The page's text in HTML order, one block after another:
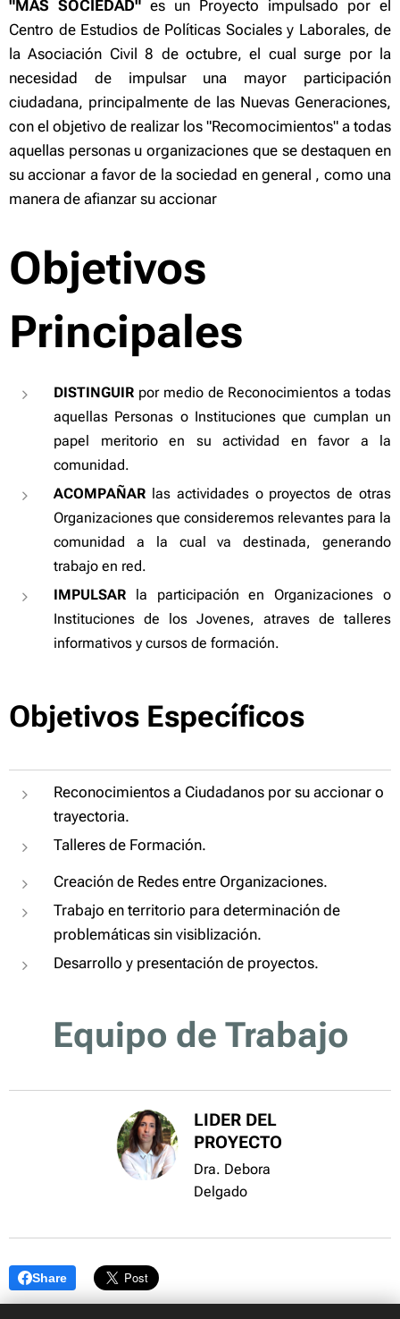
"MÁS SOCIEDAD" es un Proyecto impulsado por el
Centro de Estudios de Políticas Sociales y Laborales, de
la Asociación Civil 8 de octubre, el cual surge por la
necesidad de impulsar una mayor participación
ciudadana, principalmente de las Nuevas Generaciones,
con el objetivo de realizar los "Recomocimientos" a todas
aquellas personas u organizaciones que se destaquen en
su accionar a favor de la sociedad en general , como una
manera de afianzar su accionar
Objetivos
Principales
DISTINGUIR por medio de Reconocimientos a todas
aquellas Personas o Instituciones que cumplan un
papel meritorio en su actividad en favor a la
comunidad.
ACOMPAÑAR las actividades o proyectos de otras
Organizaciones que consideremos relevantes para la
comunidad a la cual va destinada, generando
trabajo en red.
IMPULSAR
la participación en Organizaciones o
Instituciones de los Jovenes, atraves de talleres
informativos y cursos de formación.
Objetivos Específicos
Reconocimientos a Ciudadanos por su accionar o
trayectoria.
Talleres de Formación.
Creación de Redes entre Organizaciones.
Trabajo en territorio para determinación de
problemáticas sin visiblización.
Desarrollo y presentación de proyectos.
Equipo de Trabajo
LIDER DEL
PROYECTO
Dra. Debora
Delgado
Share